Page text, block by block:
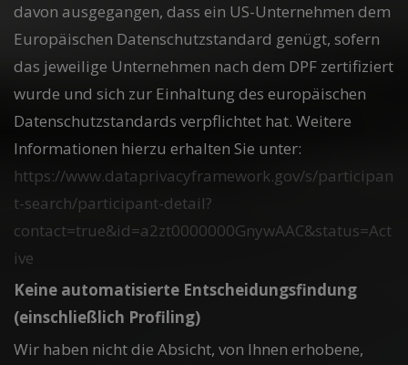
davon ausgegangen, dass ein US-Unternehmen dem
Europäischen Datenschutzstandard genügt, sofern
das jeweilige Unternehmen nach dem DPF zertifiziert
wurde und sich zur Einhaltung des europäischen
Datenschutzstandards verpflichtet hat. Weitere
Informationen hierzu erhalten Sie unter:
https://www.dataprivacyframework.gov/s/participan
t-search/participant-detail?
contact=true&id=a2zt0000000GnywAAC&status=Act
ive
Keine automatisierte Entscheidungsfindung
(einschließlich Profiling)
Wir haben nicht die Absicht, von Ihnen erhobene,